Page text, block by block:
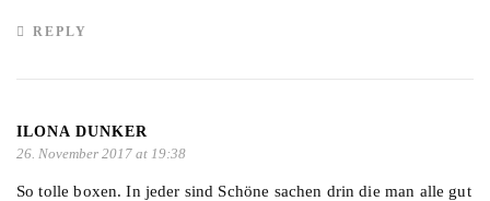
REPLY
ILONA DUNKER
26. November 2017 at 19:38
So tolle boxen. In jeder sind Schöne sachen drin die man alle gut